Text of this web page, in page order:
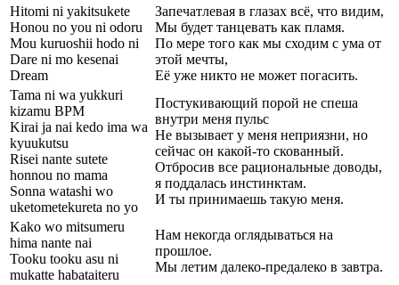
Hitomi ni yakitsukete
Honou no you ni odoru
Mou kuruoshii hodo ni
Dare ni mo kesenai
Dream
Запечатлевая в глазах всё, что видим,
Мы будет танцевать как пламя.
По мере того как мы сходим с ума от
этой мечты,
Её уже никто не может погасить.
Tama ni wa yukkuri
kizamu BPM
Kirai ja nai kedo ima wa
kyuukutsu
Risei nante sutete
honnou no mama
Sonna watashi wo
uketometekureta no yo
Постукивающий порой не спеша
внутри меня пульс
Не вызывает у меня неприязни, но
сейчас он какой-то скованный.
Отбросив все рациональные доводы,
я поддалась инстинктам.
И ты принимаешь такую меня.
Kako wo mitsumeru
hima nante nai
Tooku tooku asu ni
mukatte habataiteru
Нам некогда оглядываться на
прошлое.
Мы летим далеко-предалеко в завтра.